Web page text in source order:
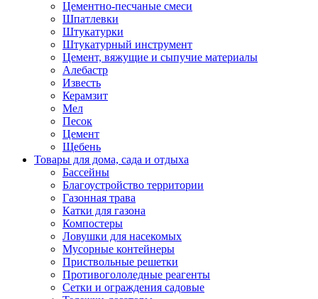
Цементно-песчаные смеси
Шпатлевки
Штукатурки
Штукатурный инструмент
Цемент, вяжущие и сыпучие материалы
Алебастр
Известь
Керамзит
Мел
Песок
Цемент
Щебень
Товары для дома, сада и отдыха
Бассейны
Благоустройство территории
Газонная трава
Катки для газона
Компостеры
Ловушки для насекомых
Мусорные контейнеры
Приствольные решетки
Противогололедные реагенты
Сетки и ограждения садовые